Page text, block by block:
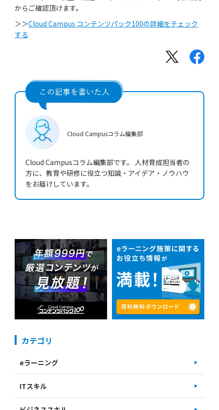
からご確認頂けます。
＞＞Cloud Campus コンテンツパック100の詳細をチェック
する
Cloud Campusコラム編集部
Cloud Campusコラム編集部です。 人材育成担当者の
方に、教育や研修に役立つ知識・アイデア・ノウハウ
をお届けしています。
カテゴリ
eラーニング
ITスキル